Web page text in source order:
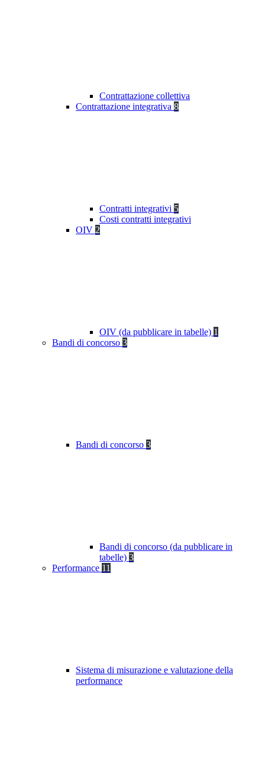
Contrattazione collettiva
Contrattazione integrativa 8
Contratti integrativi 5
Costi contratti integrativi
OIV 2
OIV (da pubblicare in tabelle) 1
Bandi di concorso 3
Bandi di concorso 3
Bandi di concorso (da pubblicare in
tabelle) 3
Performance 11
Sistema di misurazione e valutazione della
performance